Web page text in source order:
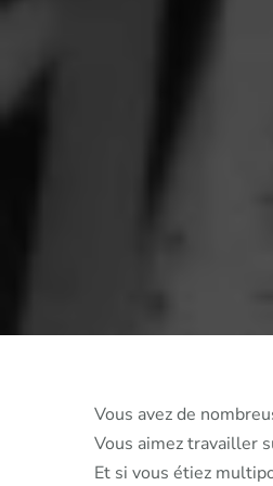
Vous avez de
Vous aimez travailler
Et si vous étiez